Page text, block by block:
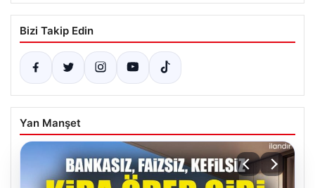
Bizi Takip Edin
Yan Manşet